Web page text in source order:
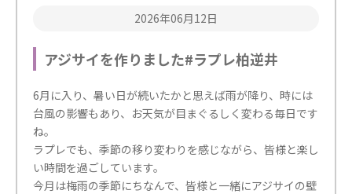
2026年06月12日
アジサイを作りました#ラプレ柏逆井
6月に入り、暑い日が続いたかと思えば雨が降り、時には
台風の影響もあり、お天気が目まぐるしく変わる毎日です
ね。
ラプレでも、季節の移り変わりを感じながら、皆様と楽し
い時間を過ごしています。
今月は梅雨の季節にちなんで、皆様と一緒にアジサイの壁